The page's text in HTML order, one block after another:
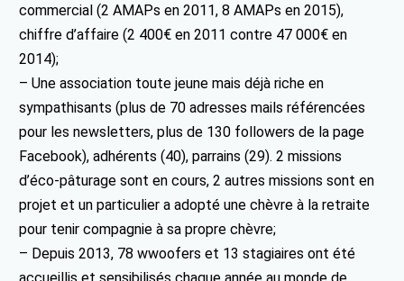
commercial (2 AMAPs en 2011, 8 AMAPs en 2015),
chiffre d’affaire (2 400€ en 2011 contre 47 000€ en
2014);
– Une association toute jeune mais déjà riche en
sympathisants (plus de 70 adresses mails référencées
pour les newsletters, plus de 130 followers de la page
Facebook), adhérents (40), parrains (29). 2 missions
d’éco-pâturage sont en cours, 2 autres missions sont en
projet et un particulier a adopté une chèvre à la retraite
pour tenir compagnie à sa propre chèvre;
– Depuis 2013, 78 wwoofers et 13 stagiaires ont été
accueillis et sensibilisés chaque année au monde de